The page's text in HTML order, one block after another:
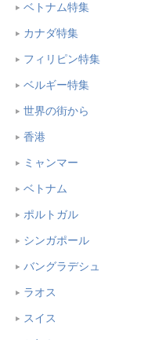
ベトナム特集
カナダ特集
フィリピン特集
ベルギー特集
世界の街から
香港
ミャンマー
ベトナム
ポルトガル
シンガポール
バングラデシュ
ラオス
スイス